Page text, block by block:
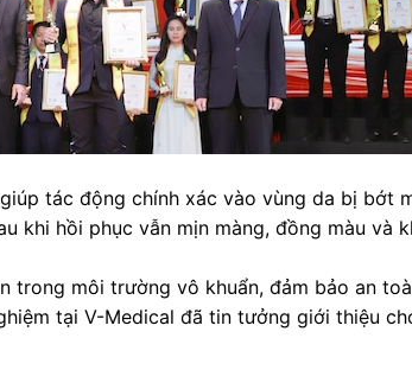
tác động chính xác vào vùng da bị bớt
khi hồi phục vẫn mịn màng, đồng màu và
trong môi trường vô khuẩn, đảm bảo an
tại V-Medical đã tin tưởng giới thiệu